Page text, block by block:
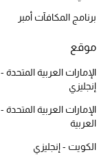
تشكيلة الأحذية
الأحذية الرجالية
أحذية للأطفال
أبرز المصممين
برنامج المكافآت أمبر
موقع
الإمارات العربية المتحدة -
إنجليزي
الإمارات العربية المتحدة -
العربية
الكويت - إنجليزي